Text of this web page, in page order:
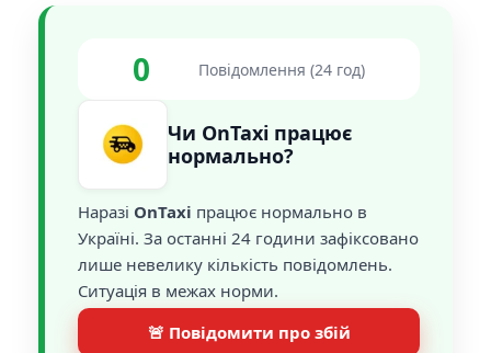
0 Повідомлення (24 год)
Чи OnTaxi працює
нормально?
Наразі OnTaxi працює нормально в
Україні. За останні 24 години зафіксовано
лише невелику кількість повідомлень.
Ситуація в межах норми.
🚨 Повідомити про збій